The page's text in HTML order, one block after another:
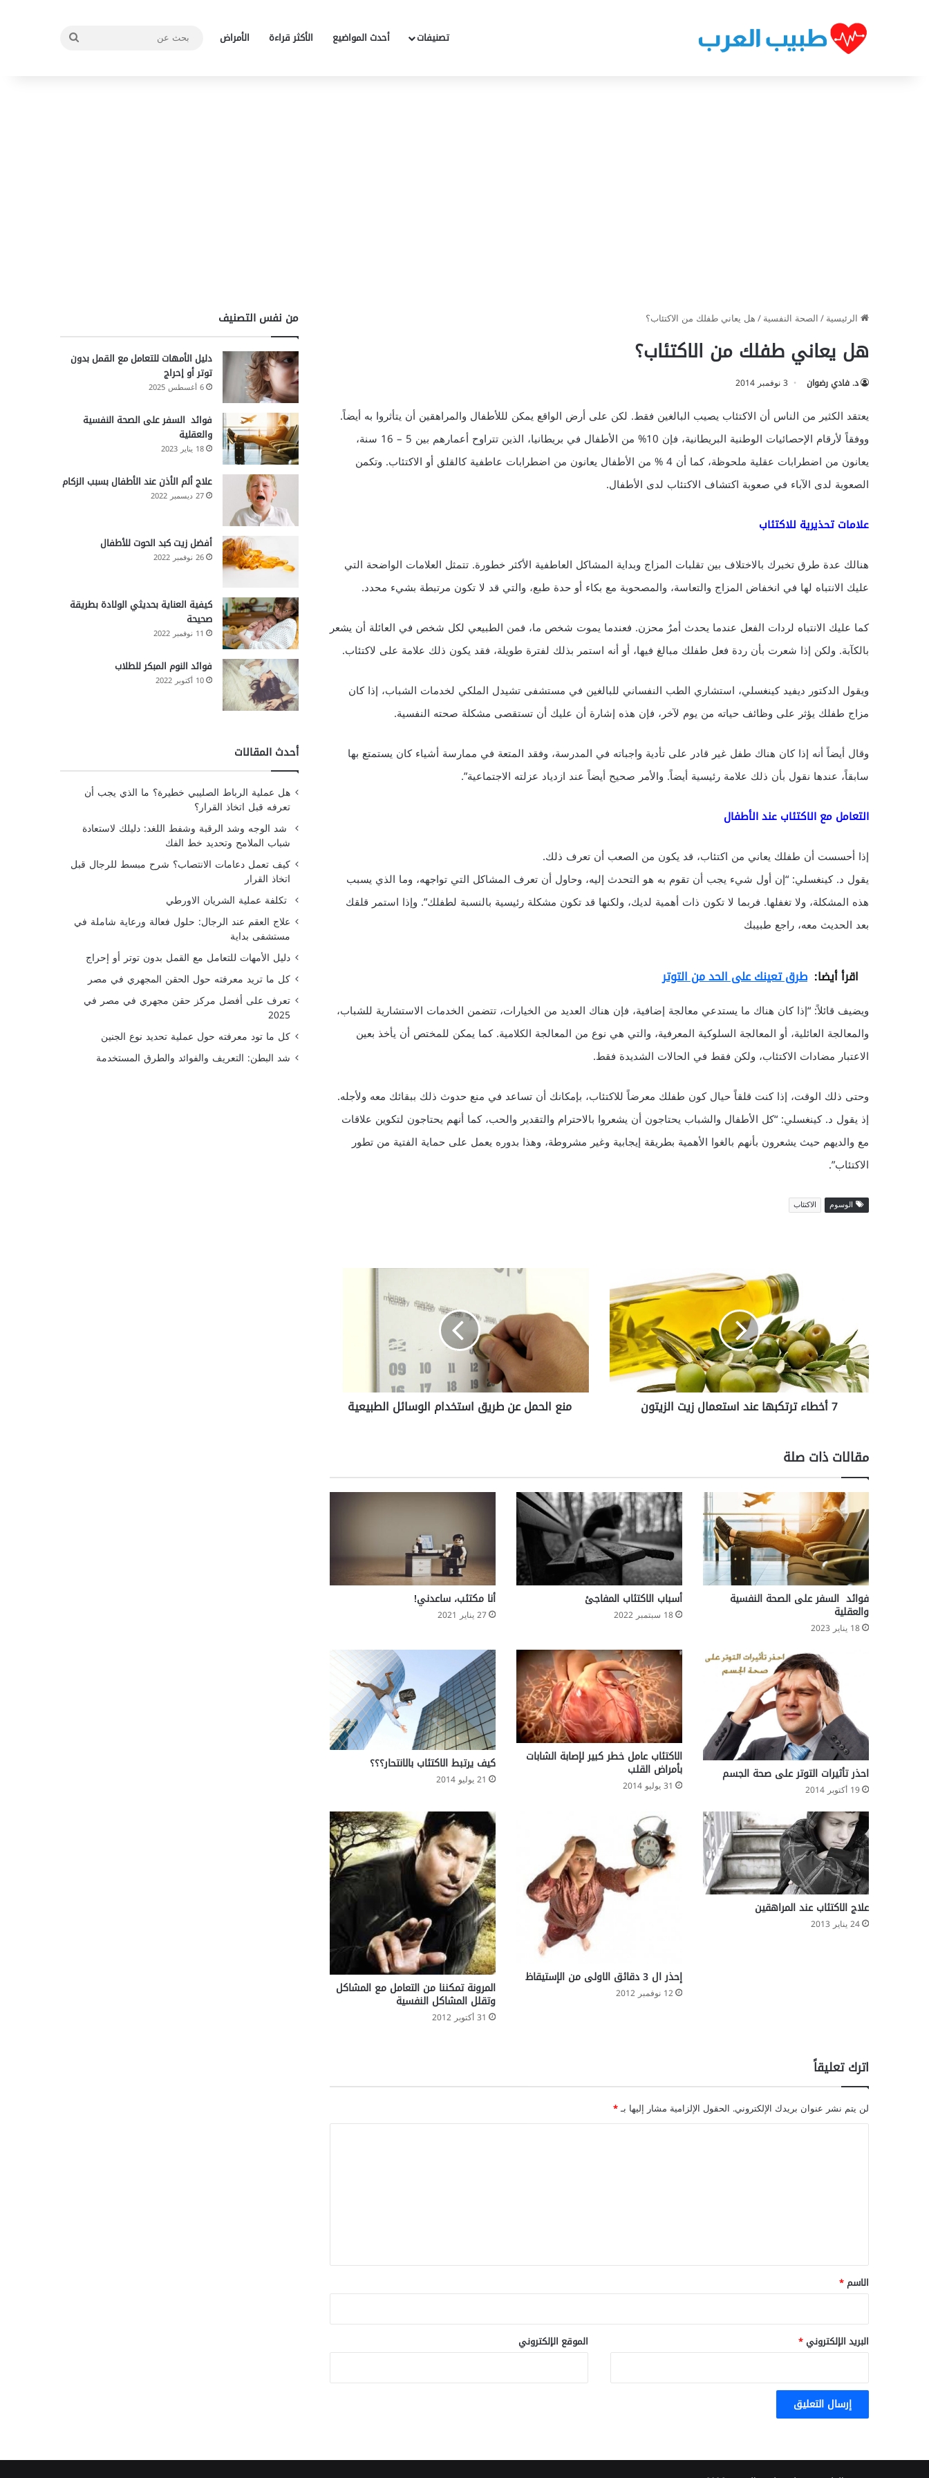
تصنيفات أحدث المواضيع الأكثر قراءة الأمراض
الرئيسية/الصحة النفسية/هل يعاني طفلك من الاكتئاب؟
هل يعاني طفلك من الاكتئاب؟
د. فادي رضوان 3 نوفمبر 2014
يعتقد الكثير من الناس أن الاكتئاب يصيب البالغين فقط. لكن على أرض الواقع يمكن لللأطفال والمراهقين أن يتأثروا به أيضاً.
ووفقاً لأرقام الإحصائيات الوطنية البريطانية، فإن 10% من الأطفال في بريطانيا، الذين تتراوح أعمارهم بين 5 – 16 سنة،
يعانون من اضطرابات عقلية ملحوظة، كما أن 4 % من الأطفال يعانون من اضطرابات عاطفية كالقلق أو الاكتئاب. وتكمن
الصعوبة لدى الآباء في صعوبة اكتشاف الاكتئاب لدى الأطفال.
علامات تحذيرية للاكتئاب
هنالك عدة طرق تخبرك بالاختلاف بين تقلبات المزاج وبداية المشاكل العاطفية الأكثر خطورة. تتمثل العلامات الواضحة التي
عليك الانتباه لها في انخفاض المزاج والتعاسة، والمصحوبة مع بكاء أو حدة طبع، والتي قد لا تكون مرتبطة بشيء محدد.
كما عليك الانتباه لردات الفعل عندما يحدث أمرٌ محزن. فعندما يموت شخص ما، فمن الطبيعي لكل شخص في العائلة أن يشعر
بالكآبة. ولكن إذا شعرت بأن ردة فعل طفلك مبالغ فيها، أو أنه استمر بذلك لفترة طويلة، فقد يكون ذلك علامة على لاكتئاب.
ويقول الدكتور ديفيد كينغسلي، استشاري الطب النفساني للبالغين في مستشفى تشيدل الملكي لخدمات الشباب، إذا كان
مزاج طفلك يؤثر على وظائف حياته من يوم لآخر، فإن هذه إشارة أن عليك أن تستقصى مشكلة صحته النفسية.
وقال أيضاً أنه إذا كان هناك طفل غير قادر على تأدية واجباته في المدرسة، وفقد المتعة في ممارسة أشياء كان يستمتع بها
سابقاً، عندها نقول بأن ذلك علامة رئيسية أيضاً. والأمر صحيح أيضاً عند ازدياد عزلته الاجتماعية”.
التعامل مع الاكتئاب عند الأطفال
إذا أحسست أن طفلك يعاني من اكتئاب، قد يكون من الصعب أن تعرف ذلك.
يقول د. كينغسلي: “إن أول شيء يجب أن تقوم به هو التحدث إليه، وحاول أن تعرف المشاكل التي تواجهه، وما الذي يسبب
هذه المشكلة، ولا تغفلها. فربما لا تكون ذات أهمية لديك، ولكنها قد تكون مشكلة رئيسية بالنسبة لطفلك”. وإذا استمر قلقك
بعد الحديث معه، راجع طبيبك
اقرأ أيضا: طرق تعينك على الحد من التوتر
ويضيف قائلاً: “إذا كان هناك ما يستدعي معالجة إضافية، فإن هناك العديد من الخيارات، تتضمن الخدمات الاستشارية للشباب،
والمعالجة العائلية، أو المعالجة السلوكية المعرفية، والتي هي نوع من المعالجة الكلامية. كما يمكن للمختص أن يأخذ بعين
الاعتبار مضادات الاكتئاب، ولكن فقط في الحالات الشديدة فقط.
وحتى ذلك الوقت، إذا كنت قلقاً حيال كون طفلك معرضاً للاكتئاب، بإمكانك أن تساعد في منع حدوث ذلك ببقائك معه ولأجله.
إذ يقول د. كينغسلي: “كل الأطفال والشباب يحتاجون أن يشعروا بالاحترام والتقدير والحب، كما أنهم يحتاجون لتكوين علاقات
مع والديهم حيث يشعرون بأنهم بالغوا الأهمية بطريقة إيجابية وغير مشروطة، وهذا بدوره يعمل على حماية الفتية من تطور
الاكتئاب”.
الوسوم الاكتئاب
ء
ت
ر
ت
ع
ن
د
ا
س
ت
ع
م
ا
ل
ز
ي
ن
7 أخطاء ترتكبها عند استعمال زيت الزيتون
ح
ع
ا
س
ت
خ
د
ا
م
ا
ل
و
ئ
ل
ا
ل
ط
ب
ي
منع الحمل عن طريق استخدام الوسائل الطبيعية
مقالات ذات صلة
فوائد السفر على الصحة النفسية
والعقلية
18 يناير 2023
أسباب الاكتئاب المفاجئ
18 سبتمبر 2022
أنا مكتئب، ساعدني!
27 يناير 2021
احذر تأثيرات التوتر على صحة الجسم
19 أكتوبر 2014
الاكتئاب عامل خطر كبير لإصابة الشابات
بأمراض القلب
31 يوليو 2014
كيف يرتبط الاكتئاب بالانتحار؟؟؟
21 يوليو 2014
علاج الاكتئاب عند المراهقين
24 يناير 2013
إحذر ال 3 دقائق الاولى من الإستيقاظ
12 نوفمبر 2012 المرونة تمكننا من التعامل مع المشاكل
وتقلل المشاكل النفسية
31 أكتوبر 2012
اترك تعليقاً
لن يتم نشر عنوان بريدك الإلكتروني. الحقول الإلزامية مشار إليها بـ*
*
الاسم*
البريد الإلكتروني* الموقع الإلكتروني
من نفس التصنيف
دليل الأمهات للتعامل مع القمل بدون
توتر أو إحراج
6 أغسطس 2025
فوائد السفر على الصحة النفسية
والعقلية
18 يناير 2023
علاج ألم الأذن عند الأطفال بسبب الزكام
27 ديسمبر 2022
أفضل زيت كبد الحوت للأطفال
26 نوفمبر 2022
كيفية العناية بحديثي الولادة بطريقة
صحيحة
11 نوفمبر 2022
فوائد النوم المبكر للطلاب
10 أكتوبر 2022
أحدث المقالات
هل عملية الرباط الصليبي خطيرة؟ ما الذي يجب أن
تعرفه قبل اتخاذ القرار؟
شد الوجه وشد الرقبة وشفط اللغد: دليلك لاستعادة
شباب الملامح وتحديد خط الفك
كيف تعمل دعامات الانتصاب؟ شرح مبسط للرجال قبل
اتخاذ القرار
تكلفة عملية الشريان الاورطي
علاج العقم عند الرجال: حلول فعالة ورعاية شاملة في
مستشفى بداية
دليل الأمهات للتعامل مع القمل بدون توتر أو إحراج
كل ما تريد معرفته حول الحقن المجهري في مصر
تعرف على أفضل مركز حقن مجهري في مصر في
2025
كل ما تود معرفته حول عملية تحديد نوع الجنين
شد البطن: التعريف والفوائد والطرق المستخدمة